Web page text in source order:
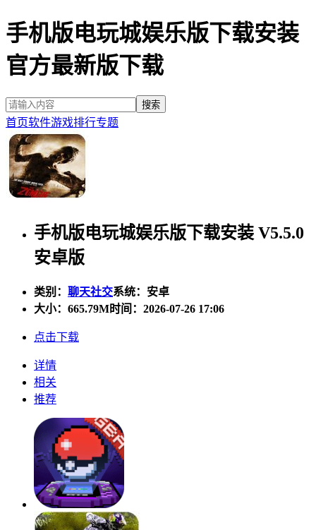
手机版电玩城娱乐版下载安装
官方最新版下载
首页软件游戏排行专题
手机版电玩城娱乐版下载安装 V5.5.0
安卓版
类别： 聊天社交系统：安卓
大小： 665.79M时间：2026-07-26 17:06
点击下载
详情
相关
推荐